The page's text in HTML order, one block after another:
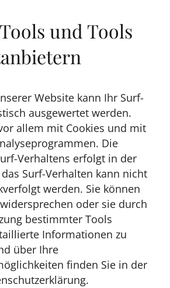
und Tools
Website kann Ihr Surf-
ausgewertet werden.
allem mit Cookies und mit
Die
Verhaltens erfolgt in der
Surf-Verhalten kann nicht
werden. Sie können
oder sie durch
bestimmter Tools
Informationen zu
über Ihre
finden Sie in der